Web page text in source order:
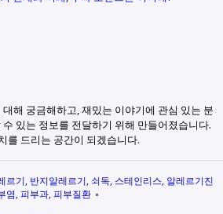
해 궁금해하고, 재밌는 이야기에 관심 있는 분
있는 정보를 전달하기 위해 만들어졌습니다.
를 드리는 공간이 되겠습니다.
르기 반지알레르기 쇠독 스테인리스 알레르기진
염 피부과 피부질환